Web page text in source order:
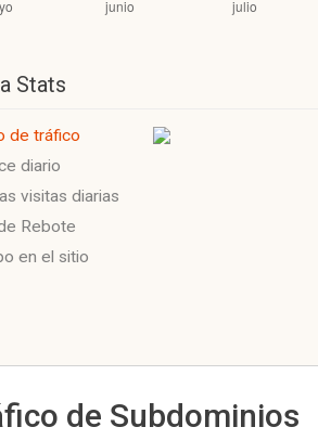
Stats
de tráfico
diario
visitas diarias
Rebote
en el sitio
de Subdominios